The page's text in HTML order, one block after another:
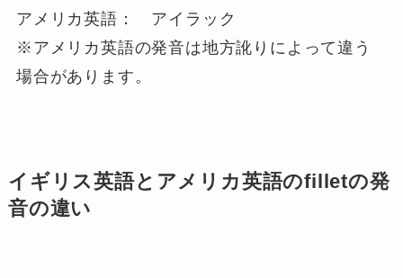
アメリカ英語： アイラック
※アメリカ英語の発音は地方訛りによって違う
場合があります。
イギリス英語とアメリカ英語のfilletの発
音の違い